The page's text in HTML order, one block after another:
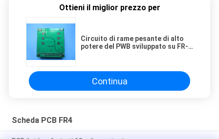
Ottieni il miglior prezzo per
Circuito di rame pesante di alto
potere del PWB sviluppato su FR-4
Continua
Scheda PCB FR4